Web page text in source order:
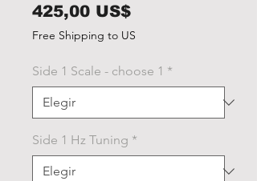
425,00 US$Precio
Free Shipping to US
Side 1 Scale - choose 1 *
Side 1 Hz Tuning *